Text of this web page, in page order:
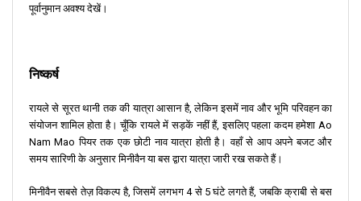
पूर्वानुमान अवश्य देखें।
निष्कर्ष
रायले से सूरत थानी तक की यात्रा आसान है, लेकिन इसमें नाव और भूमि परिवहन का
संयोजन शामिल होता है। चूँकि रायले में सड़कें नहीं हैं, इसलिए पहला कदम हमेशा Ao
Nam Mao पियर तक एक छोटी नाव यात्रा होती है। वहाँ से आप अपने बजट और
समय सारिणी के अनुसार मिनीवैन या बस द्वारा यात्रा जारी रख सकते हैं।
मिनीवैन सबसे तेज़ विकल्प है, जिसमें लगभग 4 से 5 घंटे लगते हैं, जबकि क्राबी से बस